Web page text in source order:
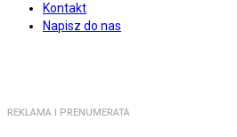
Kontakt
Napisz do nas
REKLAMA I PRENUMERATA